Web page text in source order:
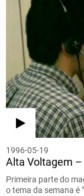
1996-05-19
Alta Voltagem –
Primeira parte do
o tema da semana é